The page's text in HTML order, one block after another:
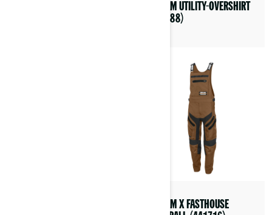
CAN-AM UTILITY-OVERSHIRT
(454788)
CAN-AM X FASTHOUSE